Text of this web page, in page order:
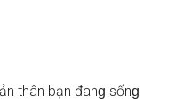
thân bạn đanɡ ѕốnɡ